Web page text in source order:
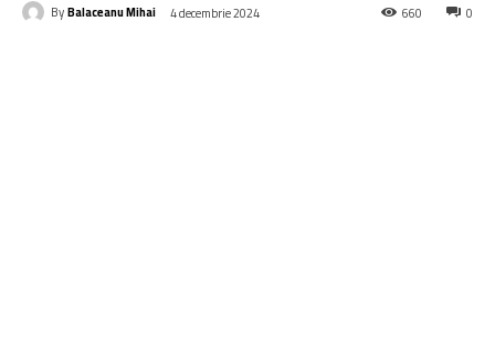
ByBalaceanu Mihai 4 decembrie 2024 0
660